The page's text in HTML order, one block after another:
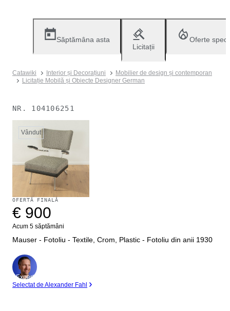
Săptămâna asta
Licitații
Oferte
Catawiki Interior și Decorațiuni
Mobilier de design și contemporan
Licitație Mobilă și Obiecte Designer German
NR. 104106251
Vândut
OFERTĂ FINALĂ
€ 900
Acum 5 săptămâni
Mauser - Fotoliu - Textile, Crom, Plastic - Fotoliu din anii 1930
Expert
Selectat de Alexander Fahl